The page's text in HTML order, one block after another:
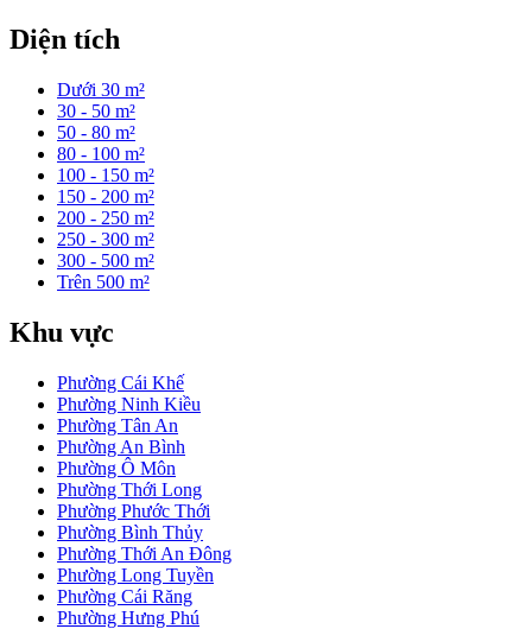
Diện tích
Dưới 30 m²
30 - 50 m²
50 - 80 m²
80 - 100 m²
100 - 150 m²
150 - 200 m²
200 - 250 m²
250 - 300 m²
300 - 500 m²
Trên 500 m²
Khu vực
Phường Cái Khế
Phường Ninh Kiều
Phường Tân An
Phường An Bình
Phường Ô Môn
Phường Thới Long
Phường Phước Thới
Phường Bình Thủy
Phường Thới An Đông
Phường Long Tuyền
Phường Cái Răng
Phường Hưng Phú